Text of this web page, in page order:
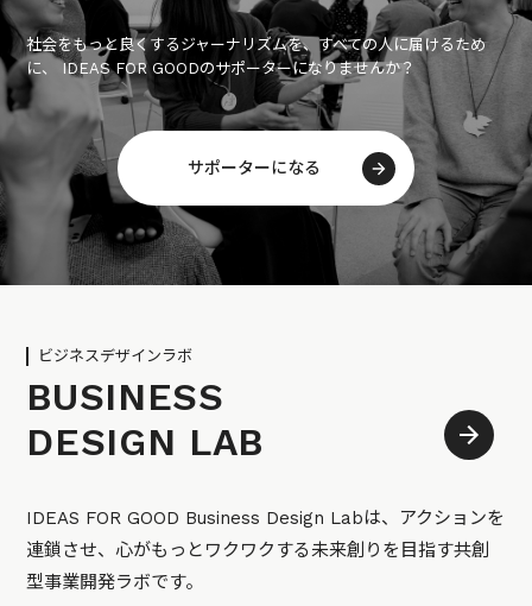
社会をもっと良くするジャーナリズムを、すべての人に届けるため
に、 IDEAS FOR GOODのサポーターになりませんか？
サポーターになる
ビジネスデザインラボ
BUSINESS
DESIGN LAB
IDEAS FOR GOOD Business Design Labは、アクションを
連鎖させ、心がもっとワクワクする未来創りを目指す共創
型事業開発ラボです。